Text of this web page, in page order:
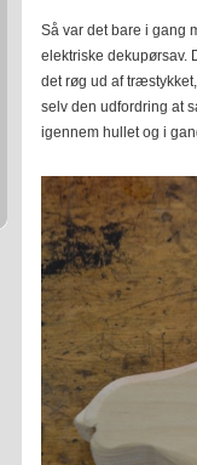
Så var det bare i gang
elektriske dekupørsav.
det røg ud af
selv den udfordring at
igennem hullet og i